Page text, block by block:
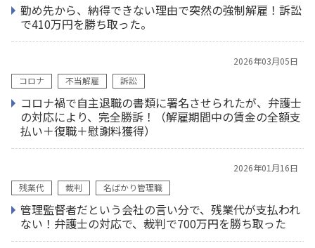
勤め先から、納得できない理由で突然の強制解雇！訴訟
で410万円を勝ち取った。
2026年03月05日
コロナ
不当解雇 訴訟
コロナ禍で自主退職の書類に署名させられたが、弁護士
の対応により、完全勝訴！（解雇期間中の賃金の全額支
払い＋復職＋慰謝料獲得）
2026年01月16日
残業代
裁判 名ばかり管理職
管理監督者だという会社の言い分で、残業代が支払われ
ない！弁護士の対応で、裁判で700万円を勝ち取った